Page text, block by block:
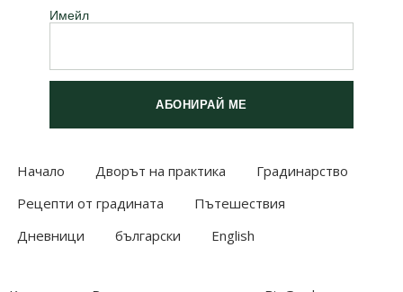
Имейл
АБОНИРАЙ МЕ
Начало Дворът на практика
Градинарство
Рецепти от градината
Пътешествия
Дневници
български English